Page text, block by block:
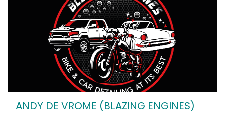
ANDY DE VROME (BLAZING ENGINES)